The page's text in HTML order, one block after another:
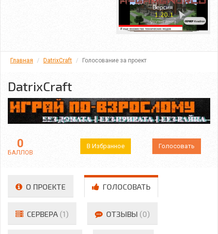
Главная DatrixCraft Голосование за проект
DatrixCraft
0
БАЛЛОВ
В Избранное Голосовать
О ПРОЕКТЕ ГОЛОСОВАТЬ
СЕРВЕРА (1) ОТЗЫВЫ (0)